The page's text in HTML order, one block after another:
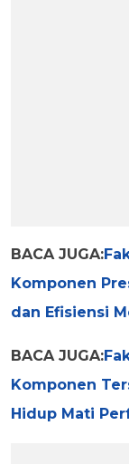
BACA JUGA:
Komponen
dan Efisiensi
BACA JUGA:
Komponen
Hidup Mati